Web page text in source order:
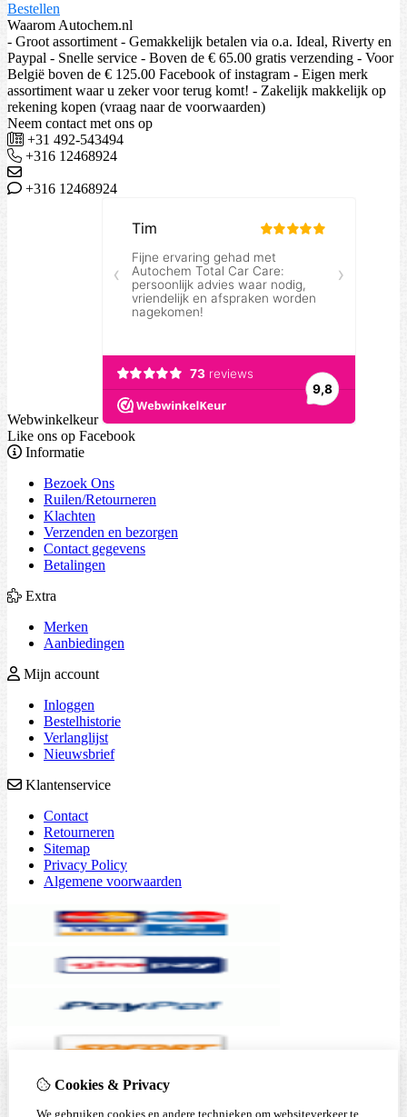
Bestellen
Waarom Autochem.nl
- Groot assortiment - Gemakkelijk betalen via o.a. Ideal, Riverty en
Paypal - Snelle service - Boven de € 65.00 gratis verzending - Voor
België boven de € 125.00 Facebook of instagram - Eigen merk
assortiment waar u zeker voor terug komt! - Zakelijk makkelijk op
rekening kopen (vraag naar de voorwaarden)
Neem contact met ons op
+31 492-543494
+316 12468924
+316 12468924
Webwinkelkeur
Like ons op Facebook
Informatie
Bezoek Ons
Ruilen/Retourneren
Klachten
Verzenden en bezorgen
Contact gegevens
Betalingen
Extra
Merken
Aanbiedingen
Mijn account
Inloggen
Bestelhistorie
Verlanglijst
Nieuwsbrief
Klantenservice
Contact
Retourneren
Sitemap
Privacy Policy
Algemene voorwaarden
Cookies & Privacy
We gebruiken cookies en andere technieken om websiteverkeer te